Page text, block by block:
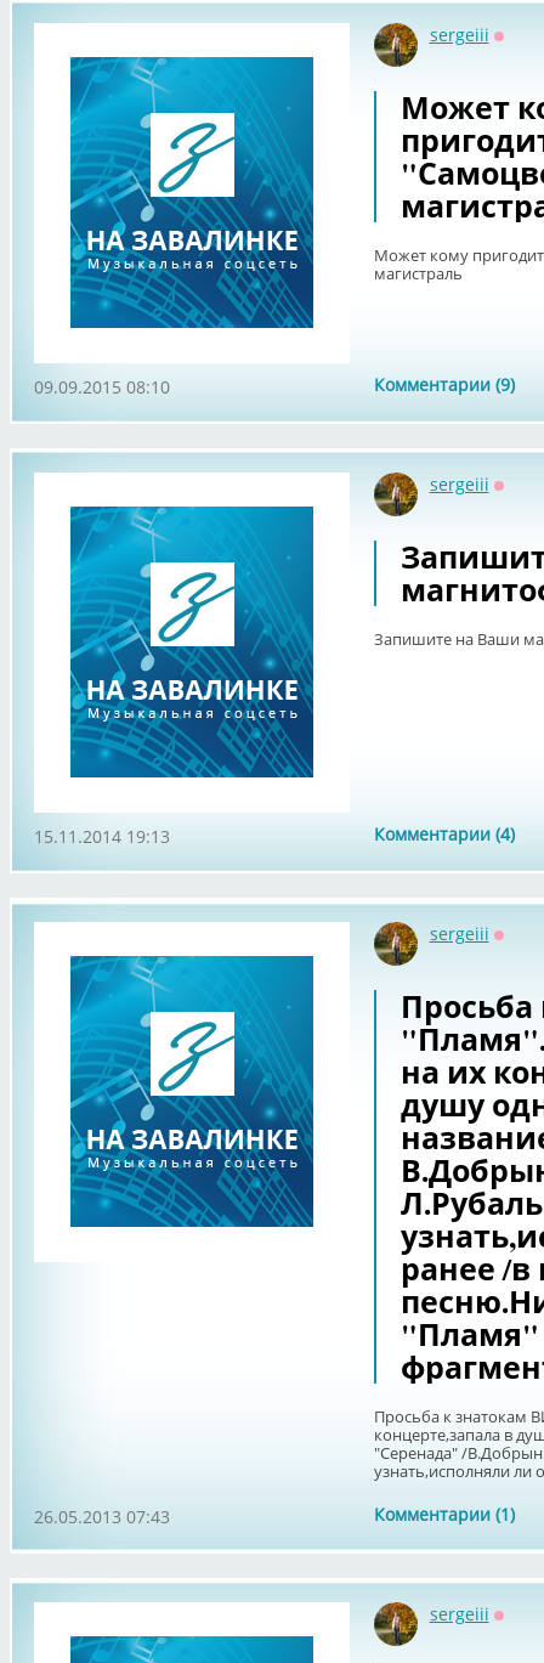
sergeiii
Может
Может кому
магистраль
Комментарии (9)
09.09.2015 08:10
sergeiii
Запишите на Ваши
Комментарии (4)
15.11.2014 19:13
sergeiii
на их
душу
ранее /в
"Пламя"
Просьба к знатокам
концерте,запала в
"Серенада" /
узнать,исполняли ли
Комментарии (1)
26.05.2013 07:43
sergeiii